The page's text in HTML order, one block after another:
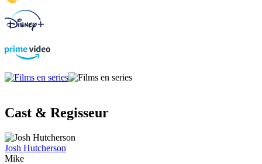
Cast & Regisseur
Josh Hutcherson
Mike